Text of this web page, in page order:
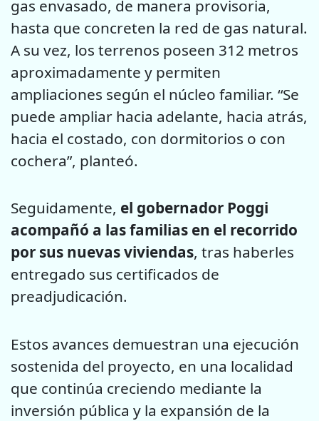
gas envasado, de manera provisoria,
hasta que concreten la red de gas natural.
A su vez, los terrenos poseen 312 metros
aproximadamente y permiten
ampliaciones según el núcleo familiar. “Se
puede ampliar hacia adelante, hacia atrás,
hacia el costado, con dormitorios o con
cochera”, planteó.
Seguidamente, el gobernador Poggi
acompañó a las familias en el recorrido
por sus nuevas viviendas, tras haberles
entregado sus certificados de
preadjudicación.
Estos avances demuestran una ejecución
sostenida del proyecto, en una localidad
que continúa creciendo mediante la
inversión pública y la expansión de la